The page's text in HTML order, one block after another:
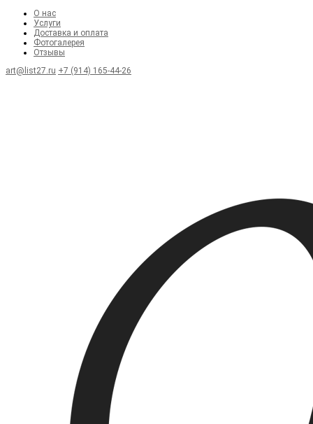
О нас
Услуги
Доставка и оплата
Фотогалерея
Отзывы
art@list27.ru +7 (914) 165-44-26